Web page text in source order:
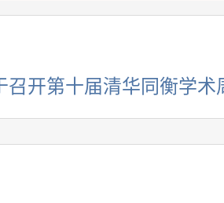
召开第十届清华同衡学术